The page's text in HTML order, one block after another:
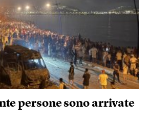
persone sono arrivate